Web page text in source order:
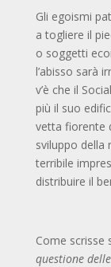
Gli egoismi
a togliere il
o soggetti
l’abisso sarà
v’è che il
più il suo
vetta fiorente
sviluppo della
terribile
distribuire il
Come scrisse
questione